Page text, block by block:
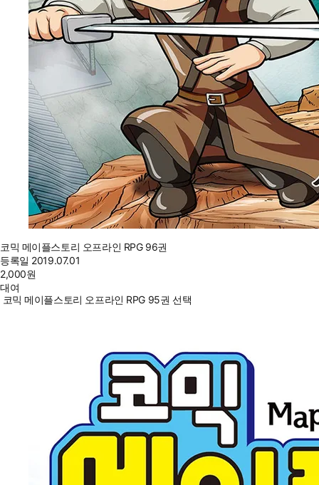
코믹 메이플스토리 오프라인 RPG 96권
등록일 2019.07.01
2,000원
대여
코믹 메이플스토리 오프라인 RPG 95권 선택